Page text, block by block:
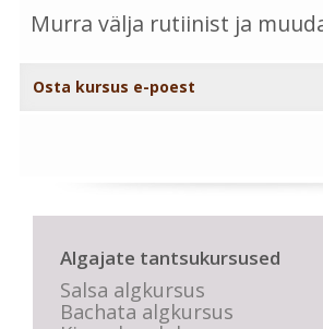
Murra välja rutiinist ja
Osta kursus e-poest
Algajate tantsukursused
Salsa algkursus
Bachata algkursus